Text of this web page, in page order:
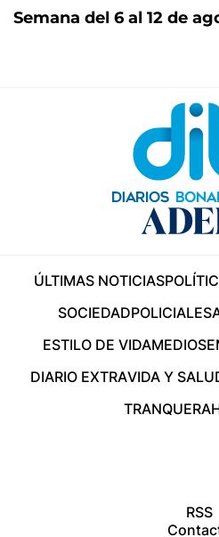
Semana del 6 al 12 de
ÚLTIMAS NOTICIAS
SOCIEDADPOLICIALES
ESTILO DE VIDAMEDIOS
DIARIO EXTRAVIDA Y
TRANQUERA
RSS